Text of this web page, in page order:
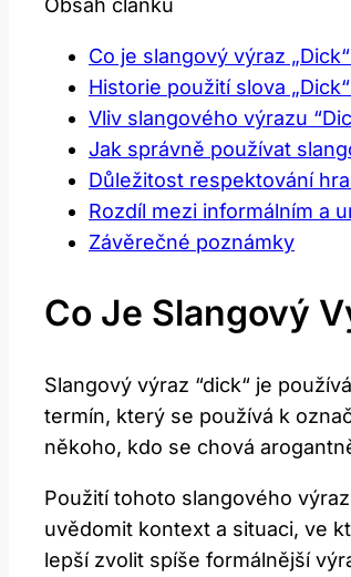
Co je slangový výraz
Historie ‌použití slova
Vliv slangového‌ výrazu
Jak ​správně používat
Důležitost respektování
Rozdíl mezi⁤ informálním a
Závěrečné poznámky
Co Je Slangový
Slangový výraz ‍“dick“‍ je
‌termín, který ‍se používá k
někoho, kdo ​se‍ chová
Použití tohoto slangového
uvědomit ⁣kontext a situaci,​ ve
lepší zvolit spíše formálnější